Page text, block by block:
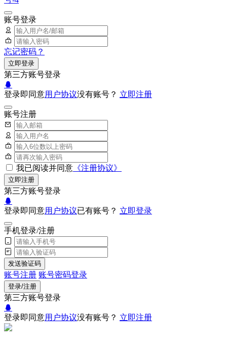
账号登录
忘记密码？
立即登录
第三方账号登录
登录即同意用户协议没有账号？ 立即注册
账号注册
我已阅读并同意 《注册协议》
立即注册
第三方账号登录
登录即同意用户协议已有账号？ 立即登录
手机登录/注册
发送验证码
账号注册 账号密码登录
登录/注册
第三方账号登录
登录即同意用户协议没有账号？ 立即注册